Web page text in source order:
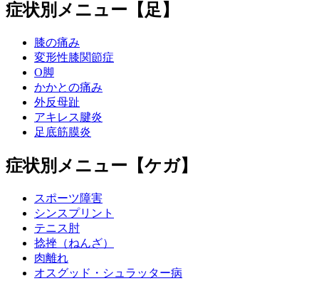
症状別メニュー【足】
膝の痛み
変形性膝関節症
O脚
かかとの痛み
外反母趾
アキレス腱炎
足底筋膜炎
症状別メニュー【ケガ】
スポーツ障害
シンスプリント
テニス肘
捻挫（ねんざ）
肉離れ
オスグッド・シュラッター病